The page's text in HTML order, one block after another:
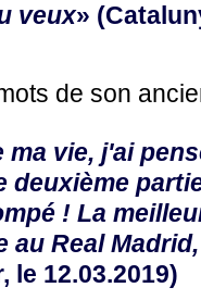
veux»
de son
ma vie, j'ai
deuxième
! La
au Real
le 12.03.2019)